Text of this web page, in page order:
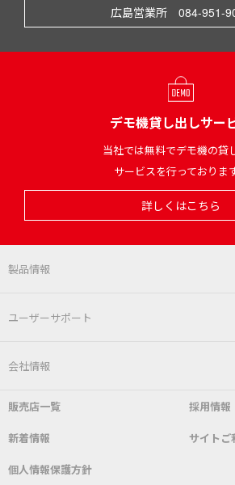
広島営業所 084-951-
デモ機貸し出しサー
当社では無料でデモ機の貸
サービスを行っております
詳しくはこちら
製品情報
製品情報TOP
はんだ付けシステム
こて先 自動はん
ユーザーサポート
ユーザーサポートTOP
よくあるご質問 デモ機貸
会社情報
会社概要 社長あい
販売店一覧 採用情報
新着情報 サイトご
個人情報保護方針